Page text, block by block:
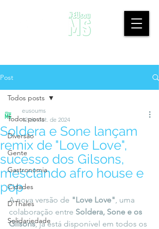
Post
Todos posts
Diversão
Gente
Gastronomia
Cidades
D'Thales
Solidariedade
Todos posts
Soldera e Sone lançam
remix de "Love Love",
sucesso dos Gilsons,
mesclando afro house e
pop
eusoums
12 de out. de 2024
A nova versão de "Love Love", uma
colaboração entre Soldera, Sone e os
Gilsons, já está disponível em todos os